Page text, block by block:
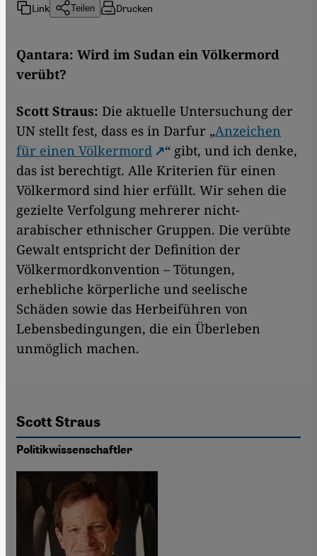
Link Teilen Drucken
Qantara: Wird im Sudan ein Völkermord
verübt?
Scott Straus: Die aktuelle Untersuchung der
UN stellt fest, dass es in Darfur „Anzeichen
für einen Völkermord
“ gibt, und ich denke,
das ist berechtigt. Alle Kriterien für einen
Völkermord sind hier erfüllt. Wir sehen die
gezielte Verfolgung mehrerer nicht-
arabischer ethnischer Gruppen. Die verübte
Gewalt entspricht der Definition der
Völkermordkonvention – Tötungen,
erhebliche körperliche und seelische
Schäden sowie das Herbeiführen von
Lebensbedingungen, die ein Überleben
unmöglich machen.
Scott Straus
Politikwissenschaftler